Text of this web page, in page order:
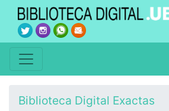
Biblioteca Digital Exactas